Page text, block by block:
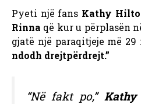
Pyeti një fans Kathy
Rinna që kur u përplasën
gjatë një paraqitjeje më 29
ndodh drejtpërdrejt.”
“Në fakt po,”